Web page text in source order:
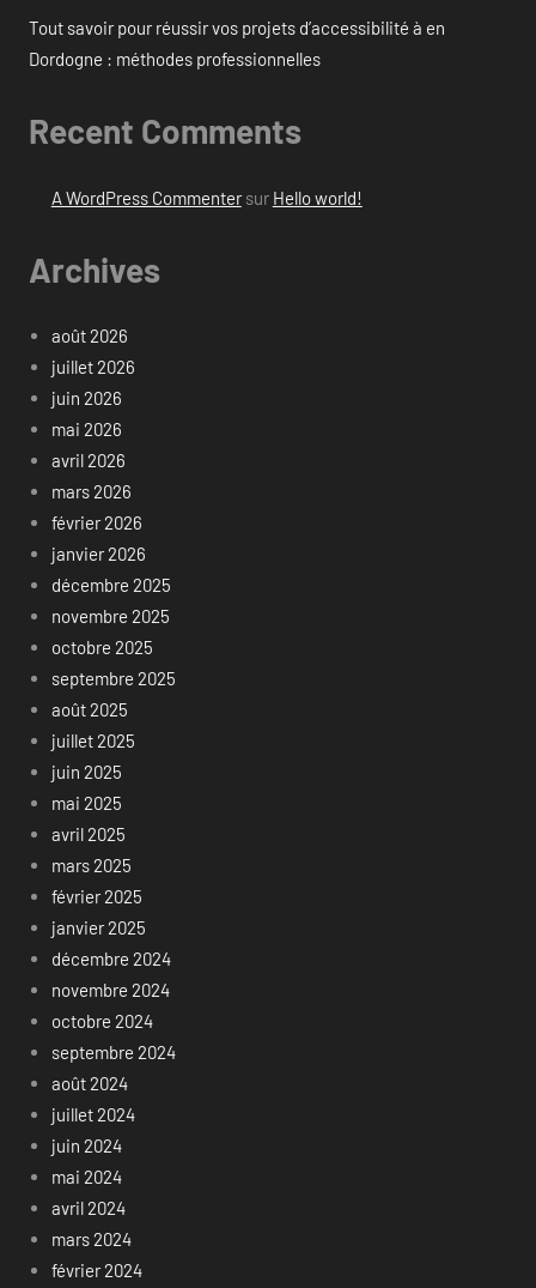
Tout savoir pour réussir vos projets d’accessibilité à en
Dordogne : méthodes professionnelles
Recent Comments
A WordPress Commentersur Hello world!
Archives
août 2026
juillet 2026
juin 2026
mai 2026
avril 2026
mars 2026
février 2026
janvier 2026
décembre 2025
novembre 2025
octobre 2025
septembre 2025
août 2025
juillet 2025
juin 2025
mai 2025
avril 2025
mars 2025
février 2025
janvier 2025
décembre 2024
novembre 2024
octobre 2024
septembre 2024
août 2024
juillet 2024
juin 2024
mai 2024
avril 2024
mars 2024
février 2024